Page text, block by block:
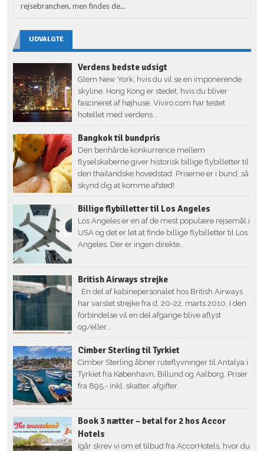
rejsebranchen, men findes de...
UDVALGTE
Verdens bedste udsigt
Glem New York, hvis du vil se en imponerende
skyline. Hong Kong er stedet, hvis du bliver
fascineret af højhuse. Viviro.com har testet
hotellet med verdens...
Bangkok til bundpris
Den benhårde konkurrence mellem
flyselskaberne giver historisk billige flybilletter til
den thailandske hovedstad. Priserne er i bund, så
skynd dig at komme afsted!
Billige flybilletter til Los Angeles
Los Angeles er en af de mest populære rejsemål i
USA og det er let at finde billige flybilletter til Los
Angeles. Der er ingen direkte...
British Airways strejke
En del af kabinepersonalet hos British Airways
har varslet strejke fra d. 20-22. marts 2010. I den
forbindelse vil en del afgange blive aflyst
og/eller...
Cimber Sterling til Tyrkiet
Cimber Sterling åbner ruteflyvninger til Antalya i
Tyrkiet fra København, Billund og Aalborg. Priser
fra 895,- inkl. skatter, afgifter.
Book 3 nætter – betal for 2 hos Accor
Hotels
Igår skrev vi om et tilbud fra AccorHotels, hvor du